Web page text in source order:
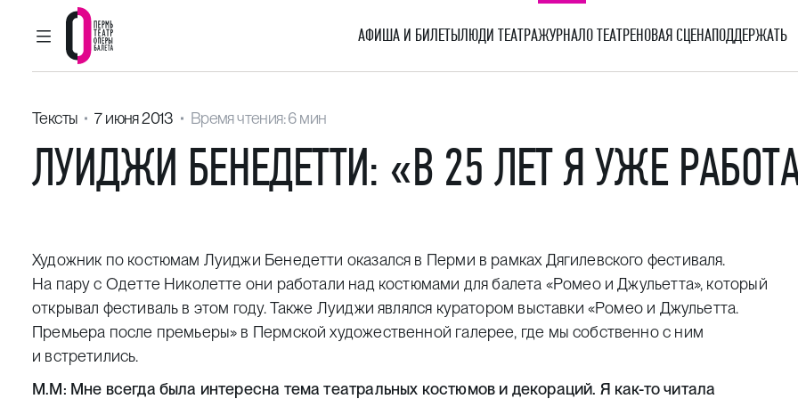
ГЛАВНОЕ МЕНЮ
Пермский театр оперы и балета
АФИША И БИЛЕТЫЛЮДИ ТЕАТРАЖУРНАЛО ТЕАТРЕНОВАЯ СЦЕНАПОДДЕРЖАТЬ
Тексты 7 июня 2013 Время чтения: 6 мин
ЛУИДЖИ БЕНЕДЕТТИ: «В 25 ЛЕТ Я УЖЕ
Художник по костюмам Луиджи Бенедетти оказался в Перми в рамках Дягилевского фестиваля.
На пару с Одетте Николетте они работали над костюмами для балета «Ромео и Джульетта», который
открывал фестиваль в этом году. Также Луиджи являлся куратором выставки «Ромео и Джульетта.
Премьера после премьеры» в Пермской художественной галерее, где мы собственно с ним
и встретились.
М.М: Мне всегда была интересна тема театральных костюмов и декораций. Я как-то читала